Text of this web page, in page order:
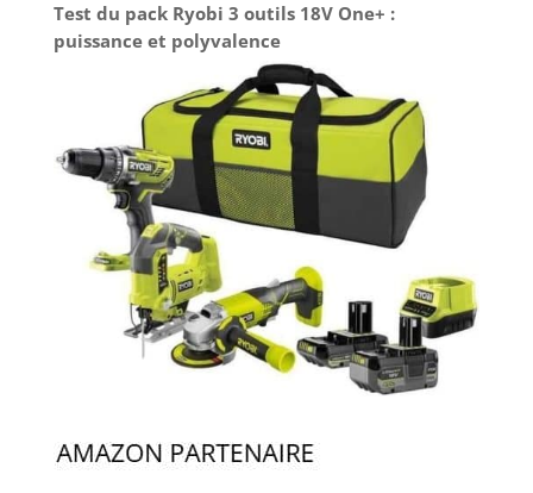
Test du pack Ryobi 3 outils 18V One+ :
puissance et polyvalence